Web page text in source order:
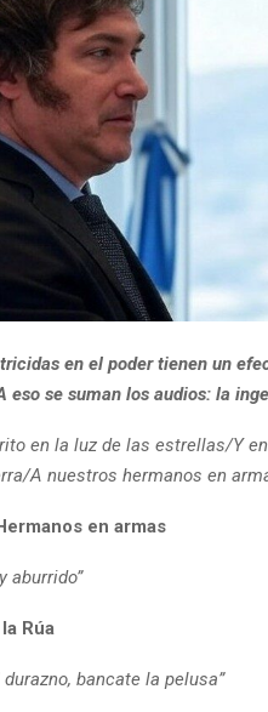
en el poder tienen un
eso se suman los audios: la
en la luz de las estrellas/Y
A nuestros hermanos en
en armas
aburrido”
Rúa
bancate la pelusa”